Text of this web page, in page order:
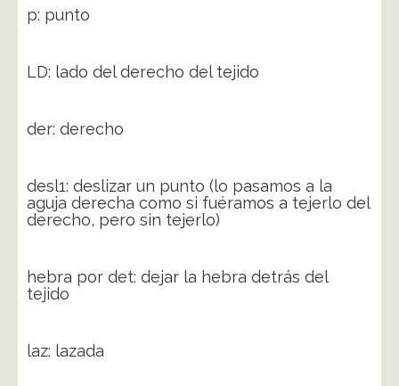
p: punto
LD: lado del derecho del tejido
der: derecho
desl1: deslizar un punto (lo pasamos a la
aguja derecha como si fuéramos a tejerlo del
derecho, pero sin tejerlo)
hebra por det: dejar la hebra detrás del
tejido
laz: lazada